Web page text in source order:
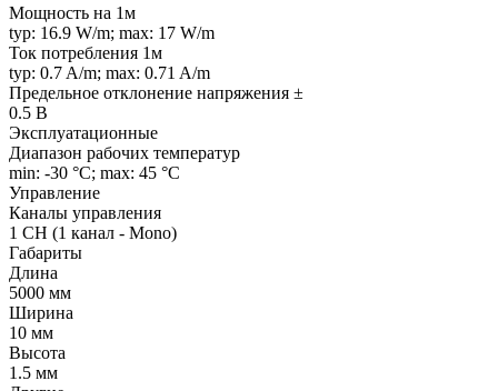
Мощность на 1м
typ: 16.9 W/m; max: 17 W/m
Ток потребления 1м
typ: 0.7 A/m; max: 0.71 A/m
Предельное отклонение напряжения ±
0.5 В
Эксплуатационные
Диапазон рабочих температур
min: -30 °C; max: 45 °C
Управление
Каналы управления
1 CH (1 канал - Mono)
Габариты
Длина
5000 мм
Ширина
10 мм
Высота
1.5 мм